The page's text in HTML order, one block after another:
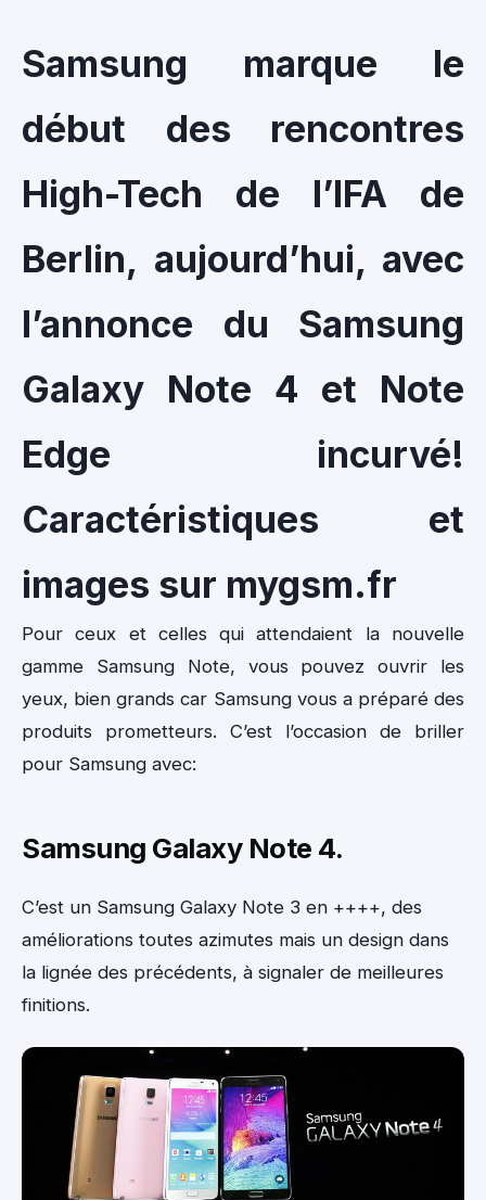
Samsung marque le
début des rencontres
High-Tech de l’IFA de
Berlin, aujourd’hui, avec
l’annonce du Samsung
Galaxy Note 4 et Note
Edge incurvé!
Caractéristiques et
images sur mygsm.fr
Pour ceux et celles qui attendaient la nouvelle
gamme Samsung Note, vous pouvez ouvrir les
yeux, bien grands car Samsung vous a préparé des
produits prometteurs. C’est l’occasion de briller
pour Samsung avec:
Samsung Galaxy Note 4.
C’est un Samsung Galaxy Note 3 en ++++, des
améliorations toutes azimutes mais un design dans
la lignée des précédents, à signaler de meilleures
finitions.